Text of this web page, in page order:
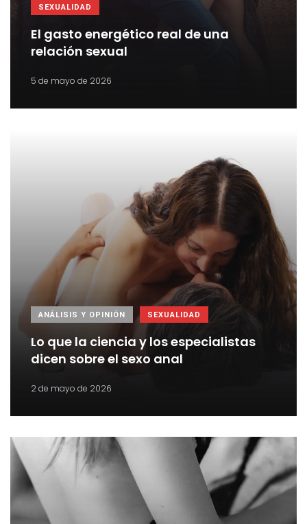
SEXUALIDAD
El gasto energético real de una
relación sexual
5 de mayo de 2026
ANÁLISIS Y OPINIÓN SEXUALIDAD
Lo que la ciencia y los especialistas
dicen sobre el sexo anal
2 de mayo de 2026